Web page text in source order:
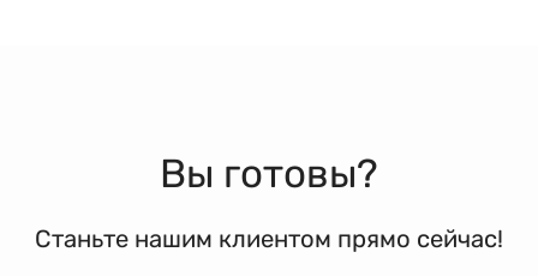
Вы готовы?
Станьте нашим клиентом прямо сейчас!